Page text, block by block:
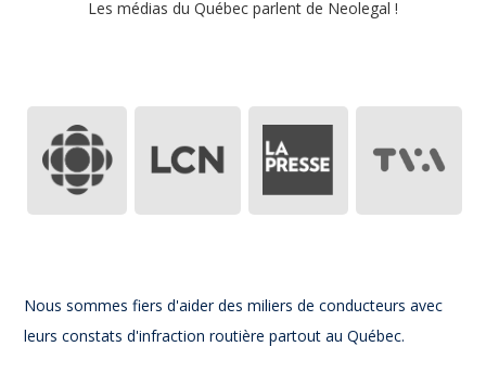
Les médias du Québec parlent de Neolegal !
Nous sommes fiers d'aider des miliers de conducteurs avec
leurs constats d'infraction routière partout au Québec.